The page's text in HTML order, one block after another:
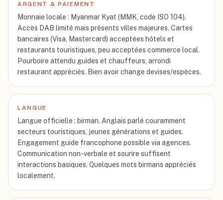
ARGENT & PAIEMENT
Monnaie locale : Myanmar Kyat (MMK, code ISO 104).
Accès DAB limité mais présents villes majeures. Cartes
bancaires (Visa, Mastercard) acceptées hôtels et
restaurants touristiques, peu acceptées commerce local.
Pourboire attendu guides et chauffeurs, arrondi
restaurant appréciés. Bien avoir change devises/espèces.
LANGUE
Langue officielle : birman. Anglais parlé couramment
secteurs touristiques, jeunes générations et guides.
Engagement guide francophone possible via agences.
Communication non-verbale et sourire suffisent
interactions basiques. Quelques mots birmans appréciés
localement.